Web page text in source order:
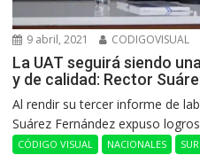
9 abril, 2021 CODIGOVISUAL
La UAT seguirá siendo
y de calidad: Rector
Al rendir su tercer informe de
Suárez Fernández expuso
CÓDIGO VISUAL NACIONALES